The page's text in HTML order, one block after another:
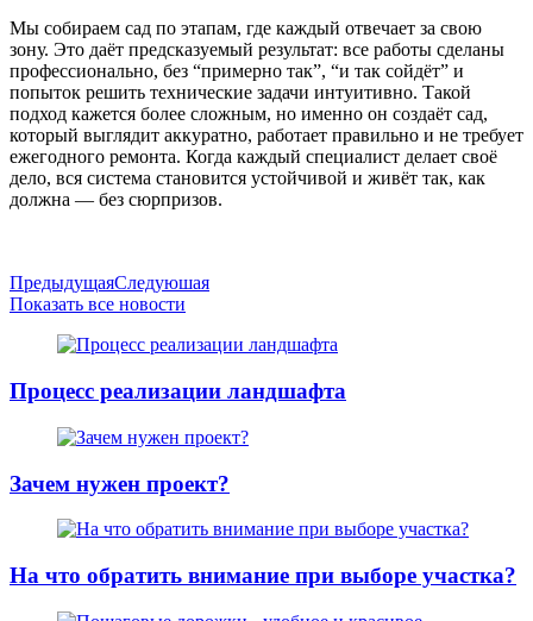
Мы собираем сад по этапам, где каждый отвечает за свою
зону. Это даёт предсказуемый результат: все работы сделаны
профессионально, без “примерно так”, “и так сойдёт” и
попыток решить технические задачи интуитивно. Такой
подход кажется более сложным, но именно он создаёт сад,
который выглядит аккуратно, работает правильно и не требует
ежегодного ремонта. Когда каждый специалист делает своё
дело, вся система становится устойчивой и живёт так, как
должна — без сюрпризов.
ПредыдущаяСледуюшая
Показать все новости
Процесс реализации ландшафта
Зачем нужен проект?
На что обратить внимание при выборе участка?